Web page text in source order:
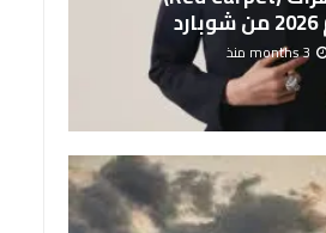
3 months منذ